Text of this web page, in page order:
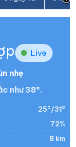
Live
nhẹ
như 38°.
25°/31°
72%
8 km